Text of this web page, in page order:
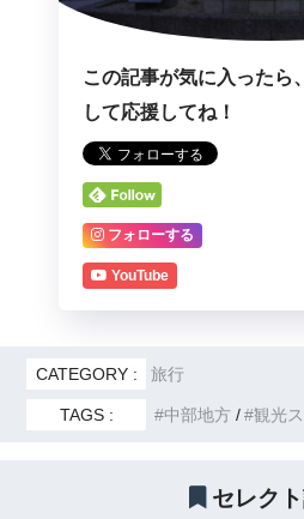
この記事が気に入ったら
して応援してね！
フォローする
YouTube
CATEGORY : 旅行
TAGS : 中部地方 観光
セレク